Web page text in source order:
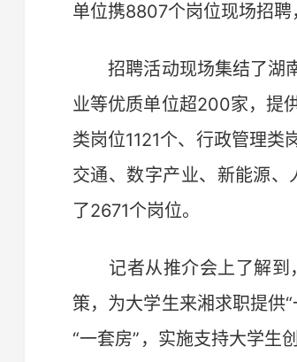
单位携8807个岗位现场招聘
招聘活动现场集结了湖南
业等优质单位超200家，提
类岗位1121个、行政管理
交通、数字产业、新能源
了2671个岗位。
记者从推介会上了解到
策，为大学生来湘求职提供
“一套房”，实施支持大学生